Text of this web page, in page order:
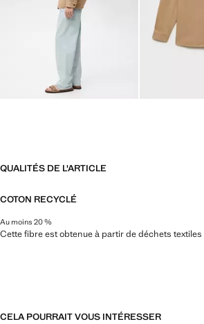
QUALITÉS DE L'ARTICLE
COTON RECYCLÉ
Au moins 20 %
Cette fibre est obtenue à partir de déchets
CELA POURRAIT VOUS INTÉRESSER